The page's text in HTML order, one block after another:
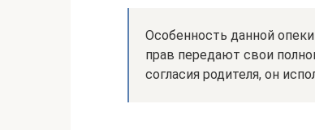
Особенность данной
прав передают свои
согласия родителя, он